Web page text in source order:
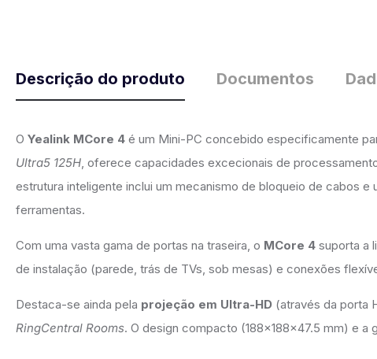
Descrição do produto Documentos
O Yealink MCore 4 é um Mini-PC concebido especificamente
Ultra5 125H, oferece capacidades excecionais de
estrutura inteligente inclui um mecanismo de bloqueio de cabos
ferramentas.
Com uma vasta gama de portas na traseira, o MCore 4 suporta a
de instalação (parede, trás de TVs, sob mesas) e conexões
Destaca-se ainda pela projeção em Ultra-HD (através da porta
RingCentral Rooms. O design compacto (188x188x47.5 mm) e